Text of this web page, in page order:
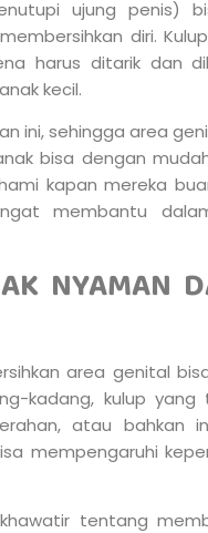
ujung penis)
diri.
harus ditarik dan
kecil.
ini, sehingga area
bisa dengan
kapan mereka
membantu
NYAMAN
area genital
kadang, kulup yang
atau bahkan
mempengaruhi
tentang